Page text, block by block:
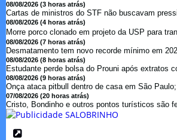
08/08/2026 (3 horas atrás)
Cartas de ministros do STF não buscavam
08/08/2026 (4 horas atrás)
Morre porco clonado em projeto da USP para
08/08/2026 (7 horas atrás)
Desmatamento tem novo recorde mínimo em
08/08/2026 (8 horas atrás)
Estudante perde bolsa do Prouni após extratos
08/08/2026 (9 horas atrás)
Onça ataca pitbull dentro de casa em São
07/08/2026 (20 horas atrás)
Cristo, Bondinho e outros pontos turísticos são